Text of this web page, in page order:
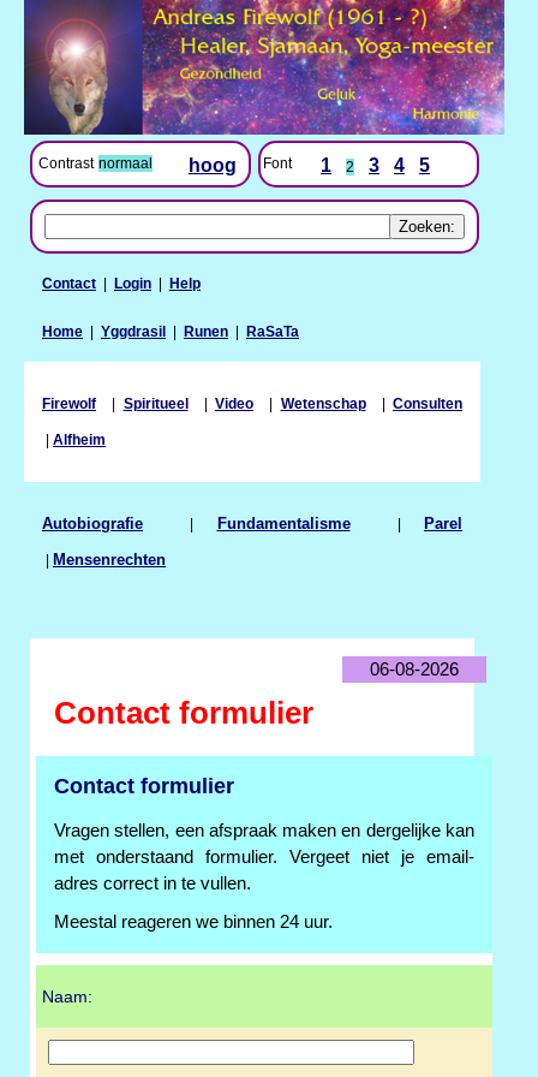
Contrast normaal hoog Font 1 2 3 4 5
Contact | Login | Help
Home | Yggdrasil | Runen | RaSaTa
Firewolf | Spiritueel| Video | Wetenschap| Consulten
| Alfheim
Autobiografie | Fundamentalisme| Parel
| Mensenrechten
06-08-2026
Contact formulier
Contact formulier
Vragen stellen, een afspraak maken en dergelijke kan
met onderstaand formulier. Vergeet niet je email-
adres correct in te vullen.
Meestal reageren we binnen 24 uur.
Naam: